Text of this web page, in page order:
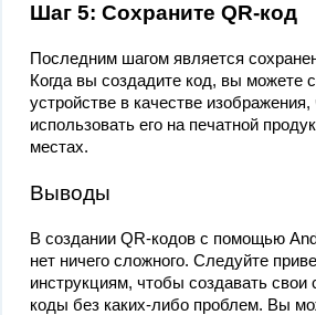
Шаг 5: Сохраните QR-код
Последним шагом является
Когда вы создадите код, вы можете
устройстве в качестве
использовать его на печатной
местах.
Выводы
В создании QR-кодов с помощью
нет ничего сложного. Следуйте
инструкциям, чтобы создавать свои
коды без каких-либо проблем. Вы